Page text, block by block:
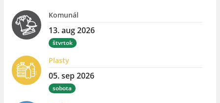
Komunál
13. aug 2026
štvrtok
Plasty
05. sep 2026
sobota